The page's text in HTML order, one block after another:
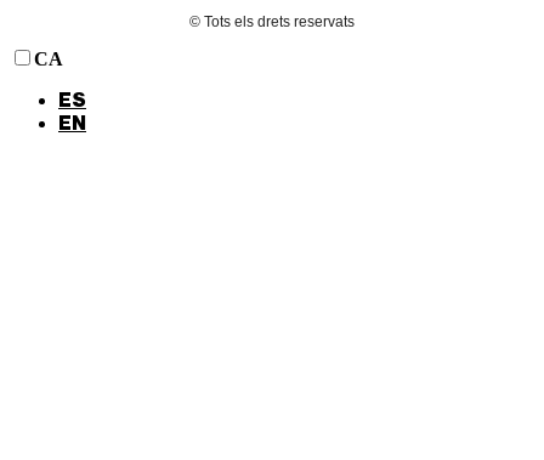
© Tots els drets reservats
CA
ES
EN